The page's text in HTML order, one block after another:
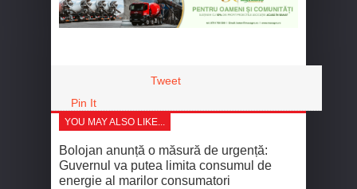
Tweet
Pin It
YOU MAY ALSO LIKE...
Bolojan anunță o măsură de urgență:
Guvernul va putea limita consumul de
energie al marilor consumatori